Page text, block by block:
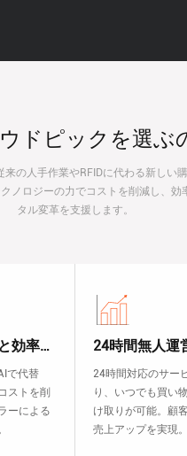
ドピックを選ぶ
来の人手作業やRFIDに代わる新しい
ノロジーの力でコストを削減し、効
タル変革を支援します。
効率向
で代替
ストを削
ーによる
24時間無人運
24時間対応のサー
り、いつでも買い
け取りが可能。顧
売上アップを実現。